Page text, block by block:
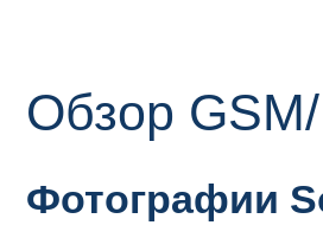
Обзор
Фотографии